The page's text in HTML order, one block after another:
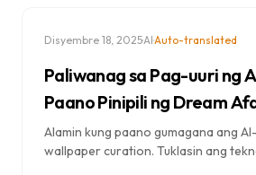
Disyembre 18, 2025·AI·Auto-translated
Paliwanag sa Pag-uuri ng
Paano Pinipili ng Dream
Perpektong Background
Alamin kung paano gumagana ang
wallpaper curation. Tuklasin ang